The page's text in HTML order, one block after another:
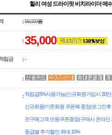
헐리 여성 드라이핏 비치라이더 메
:59,000원
:35,000
립금 :-
:
: 적립금5%사용가능(신규회원가입시 20
신규회원/기존회원 쿠폰팩 증정(로그인후
전구매고객 만원쿠폰증정(구매시 온라인
등급별 추가할인 최대 10%